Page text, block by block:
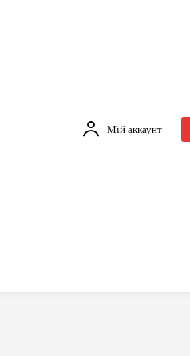
Мій аккаунт